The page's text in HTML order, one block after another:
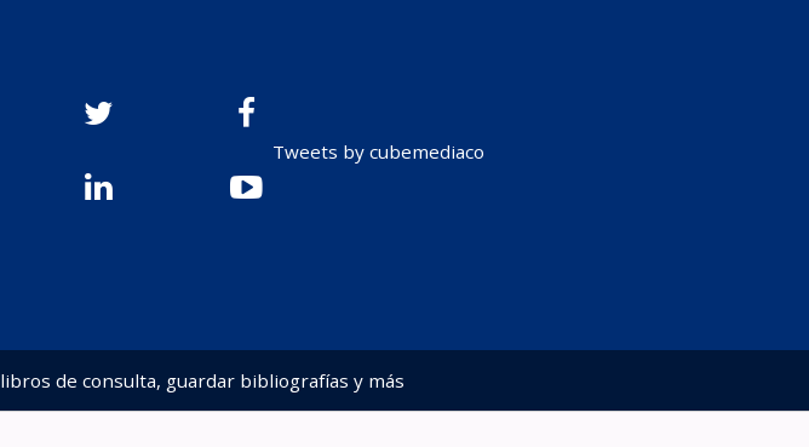
Tweets by cubemediaco
de consulta, guardar bibliografías y más